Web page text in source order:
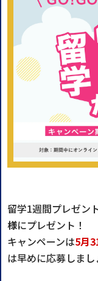
留学1週間プレゼン
様にプレゼント！
キャンペーンは5月
は早めに応募しまし